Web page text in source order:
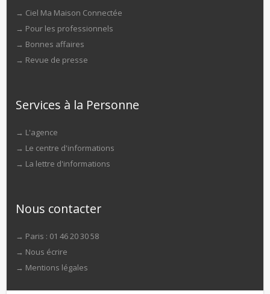
→ Ciel Ma Maison Connectée
→ Pour les professionnels
→ Bonnes affaires
→ Revue de presse
Services à la Personne
→ L'agence
→ Le centre d'informations
→ La lettre d'informations
Nous contacter
→ Paris : 01 46 20 30 58
→ Nous écrire
→ Mentions légales